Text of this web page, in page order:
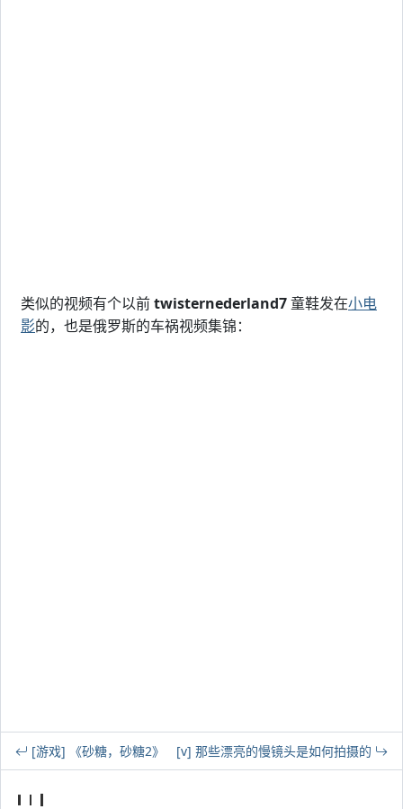
类似的视频有个以前twisternederland7童鞋发在小电
影的，也是俄罗斯的车祸视频集锦：
[游戏] 《砂糖，砂糖2》 [v] 那些漂亮的慢镜头是如何拍摄的